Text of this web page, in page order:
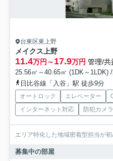
台東区東上野
メイクス上野
11.4万円～17.9万円 管理/共
25.56㎡～40.65㎡ (1DK～1LDK)
日比谷線「入谷」駅 徒歩9分
オートロック エレベーター
インターネット対応
防犯カメラ
エリア特化した地域密着型担当が
募集中の部屋